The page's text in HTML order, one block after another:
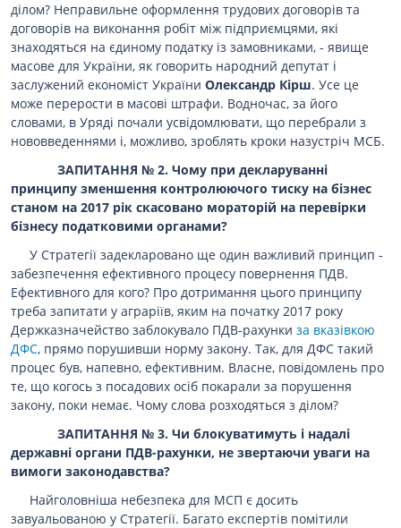
ділом? Неправильне оформлення трудових договорів та
договорів на виконання робіт між підприємцями, які
знаходяться на єдиному податку із замовниками, - явище
масове для України, як говорить народний депутат і
заслужений економіст України Олександр Кірш. Усе це
може перерости в масові штрафи. Водночас, за його
словами, в Уряді почали усвідомлювати, що перебрали з
нововведеннями і, можливо, зроблять кроки назустріч МСБ.
ЗАПИТАННЯ № 2. Чому при декларуванні
принципу зменшення контролюючого тиску на бізнес
станом на 2017 рік скасовано мораторій на перевірки
бізнесу податковими органами?
У Стратегії задекларовано ще один важливий принцип -
забезпечення ефективного процесу повернення ПДВ.
Ефективного для кого? Про дотримання цього принципу
треба запитати у аграріїв, яким на початку 2017 року
Держказначейство заблокувало ПДВ-рахунки за вказівкою
ДФС, прямо порушивши норму закону. Так, для ДФС такий
процес був, напевно, ефективним. Власне, повідомлень про
те, що когось з посадових осіб покарали за порушення
закону, поки немає. Чому слова розходяться з ділом?
ЗАПИТАННЯ № 3. Чи блокуватимуть і надалі
державні органи ПДВ-рахунки, не звертаючи уваги на
вимоги законодавства?
Найголовніша небезпека для МСП є досить
завуальованою у Стратегії. Багато експертів помітили